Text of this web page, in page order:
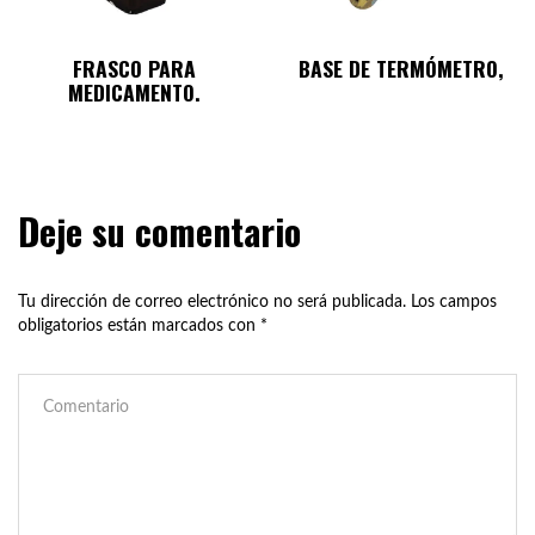
FRASCO PARA
MEDICAMENTO.
BASE DE TERMÓMETRO,
Deje su comentario
Tu dirección de correo electrónico no será publicada. Los campos
obligatorios están marcados con *